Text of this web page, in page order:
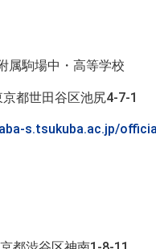
属駒場中・高等学校
都世田谷区池尻4-7-1
s.tsukuba.ac.jp/